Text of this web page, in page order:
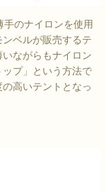
のナイロンを使用
ベルが販売するテ
ながらもナイロン
プ」という方法で
高いテントとなっ